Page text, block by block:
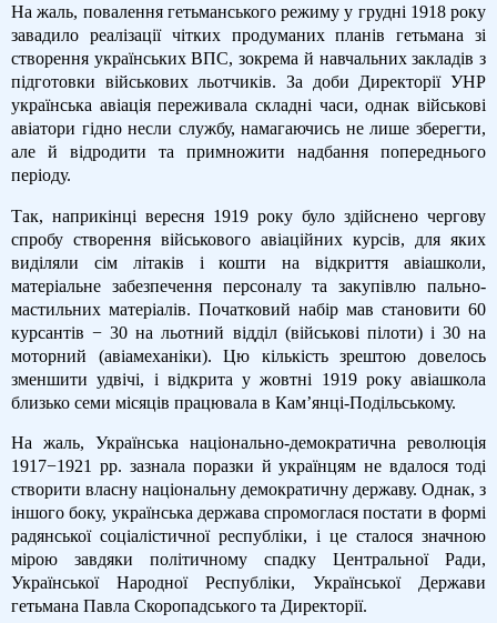
На жаль, повалення гетьманського режиму у грудні 1918 року
завадило реалізації чітких продуманих планів гетьмана зі
створення українських ВПС, зокрема й навчальних закладів з
підготовки військових льотчиків. За доби Директорії УНР
українська авіація переживала складні часи, однак військові
авіатори гідно несли службу, намагаючись не лише зберегти,
але й відродити та примножити надбання попереднього
періоду.
Так, наприкінці вересня 1919 року було здійснено чергову
спробу створення військового авіаційних курсів, для яких
виділяли сім літаків і кошти на відкриття авіашколи,
матеріальне забезпечення персоналу та закупівлю пально-
мастильних матеріалів. Початковий набір мав становити 60
курсантів − 30 на льотний відділ (військові пілоти) і 30 на
моторний (авіамеханіки). Цю кількість зрештою довелось
зменшити удвічі, і відкрита у жовтні 1919 року авіашкола
близько семи місяців працювала в Кам’янці-Подільському.
На жаль, Українська національно-демократична революція
1917−1921 рр. зазнала поразки й українцям не вдалося тоді
створити власну національну демократичну державу. Однак, з
іншого боку, українська держава спромоглася постати в формі
радянської соціалістичної республіки, і це сталося значною
мірою завдяки політичному спадку Центральної Ради,
Української Народної Республіки, Української Держави
гетьмана Павла Скоропадського та Директорії.